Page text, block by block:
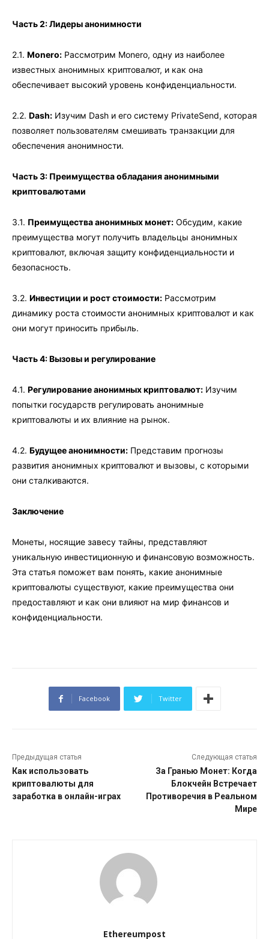
Часть 2: Лидеры анонимности
2.1. Monero: Рассмотрим Monero, одну из наиболее
известных анонимных криптовалют, и как она
обеспечивает высокий уровень конфиденциальности.
2.2. Dash: Изучим Dash и его систему PrivateSend, которая
позволяет пользователям смешивать транзакции для
обеспечения анонимности.
Часть 3: Преимущества обладания анонимными
криптовалютами
3.1. Преимущества анонимных монет: Обсудим, какие
преимущества могут получить владельцы анонимных
криптовалют, включая защиту конфиденциальности и
безопасность.
3.2. Инвестиции и рост стоимости: Рассмотрим
динамику роста стоимости анонимных криптовалют и как
они могут приносить прибыль.
Часть 4: Вызовы и регулирование
4.1. Регулирование анонимных криптовалют: Изучим
попытки государств регулировать анонимные
криптовалюты и их влияние на рынок.
4.2. Будущее анонимности: Представим прогнозы
развития анонимных криптовалют и вызовы, с которыми
они сталкиваются.
Заключение
Монеты, носящие завесу тайны, представляют
уникальную инвестиционную и финансовую возможность.
Эта статья поможет вам понять, какие анонимные
криптовалюты существуют, какие преимущества они
предоставляют и как они влияют на мир финансов и
конфиденциальности.
Facebook Twitter
Предыдущая статья
Как использовать
криптовалюты для
заработка в онлайн-играх
Следующая статья
За Гранью Монет: Когда
Блокчейн Встречает
Противоречия в Реальном
Мире
Ethereumpost